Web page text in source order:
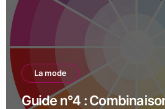
La mode
Guide n°4 :